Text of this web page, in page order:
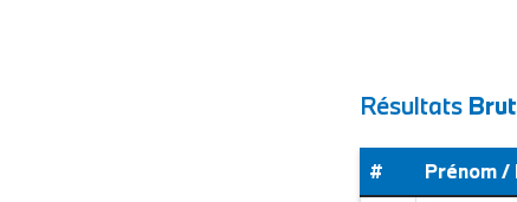
Résultats Brut
# Prénom /